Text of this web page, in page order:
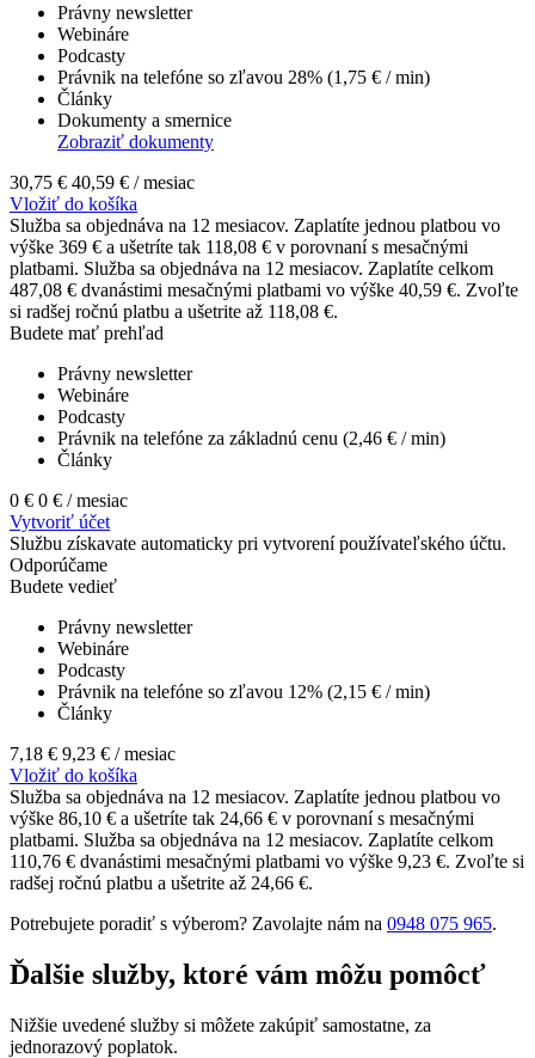
Právny newsletter
Webináre
Podcasty
Právnik na telefóne so zľavou 28% (1,75 € / min)
Články
Dokumenty a smernice
Zobraziť dokumenty
30,75 € 40,59 € / mesiac
Vložiť do košíka
Služba sa objednáva na 12 mesiacov. Zaplatíte jednou platbou vo
výške 369 € a ušetríte tak 118,08 € v porovnaní s mesačnými
platbami. Služba sa objednáva na 12 mesiacov. Zaplatíte celkom
487,08 € dvanástimi mesačnými platbami vo výške 40,59 €. Zvoľte
si radšej ročnú platbu a ušetrite až 118,08 €.
Budete mať prehľad
Právny newsletter
Webináre
Podcasty
Právnik na telefóne za základnú cenu (2,46 € / min)
Články
0 € 0 € / mesiac
Vytvoriť účet
Službu získavate automaticky pri vytvorení používateľského účtu.
Odporúčame
Budete vedieť
Právny newsletter
Webináre
Podcasty
Právnik na telefóne so zľavou 12% (2,15 € / min)
Články
7,18 € 9,23 € / mesiac
Vložiť do košíka
Služba sa objednáva na 12 mesiacov. Zaplatíte jednou platbou vo
výške 86,10 € a ušetríte tak 24,66 € v porovnaní s mesačnými
platbami. Služba sa objednáva na 12 mesiacov. Zaplatíte celkom
110,76 € dvanástimi mesačnými platbami vo výške 9,23 €. Zvoľte si
radšej ročnú platbu a ušetrite až 24,66 €.
Potrebujete poradiť s výberom? Zavolajte nám na 0948 075 965.
Ďalšie služby, ktoré vám môžu pomôcť
Nižšie uvedené služby si môžete zakúpiť samostatne, za
jednorazový poplatok.